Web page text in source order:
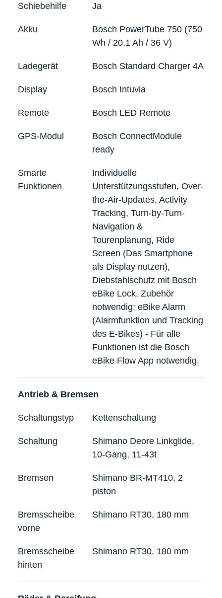
Schiebehilfe Ja
Akku
Bosch PowerTube 750 (750
Wh / 20.1 Ah / 36 V)
Ladegerät Bosch Standard Charger 4A
Display Bosch Intuvia
Remote Bosch LED Remote
GPS-Modul
Bosch ConnectModule
ready
Smarte
Funktionen
Individuelle
Unterstützungsstufen, Over-
the-Air-Updates, Activity
Tracking, Turn-by-Turn-
Navigation &
Tourenplanung, Ride
Screen (Das Smartphone
als Display nutzen),
Diebstahlschutz mit Bosch
eBike Lock, Zubehör
notwendig: eBike Alarm
(Alarmfunktion und Tracking
des E-Bikes) - Für alle
Funktionen ist die Bosch
eBike Flow App notwendig.
Antrieb & Bremsen
Schaltungstyp Kettenschaltung
Schaltung
Shimano Deore Linkglide,
10-Gang, 11-43t
Bremsen
Shimano BR-MT410, 2
piston
Bremsscheibe
vorne
Shimano RT30, 180 mm
Bremsscheibe
hinten
Shimano RT30, 180 mm